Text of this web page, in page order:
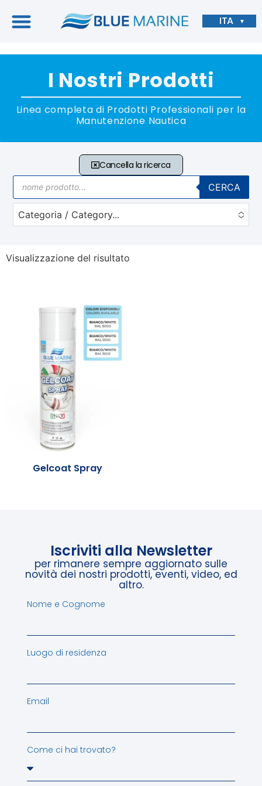
ITA ▼
I Nostri Prodotti
Linea completa di Prodotti Professionali per la
Manutenzione Nautica
Cancella la ricerca
CERCA
Categoria / Category...
Visualizzazione del risultato
Gelcoat Spray
Iscriviti alla Newsletter
per rimanere sempre aggiornato sulle
novità dei nostri prodotti, eventi, video, ed
altro.
Nome e Cognome
Luogo di residenza
Email
Come ci hai trovato?